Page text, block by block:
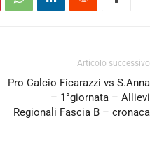
Articolo successivo
Pro Calcio Ficarazzi vs S.Anna
– 1°giornata – Allievi
Regionali Fascia B – cronaca